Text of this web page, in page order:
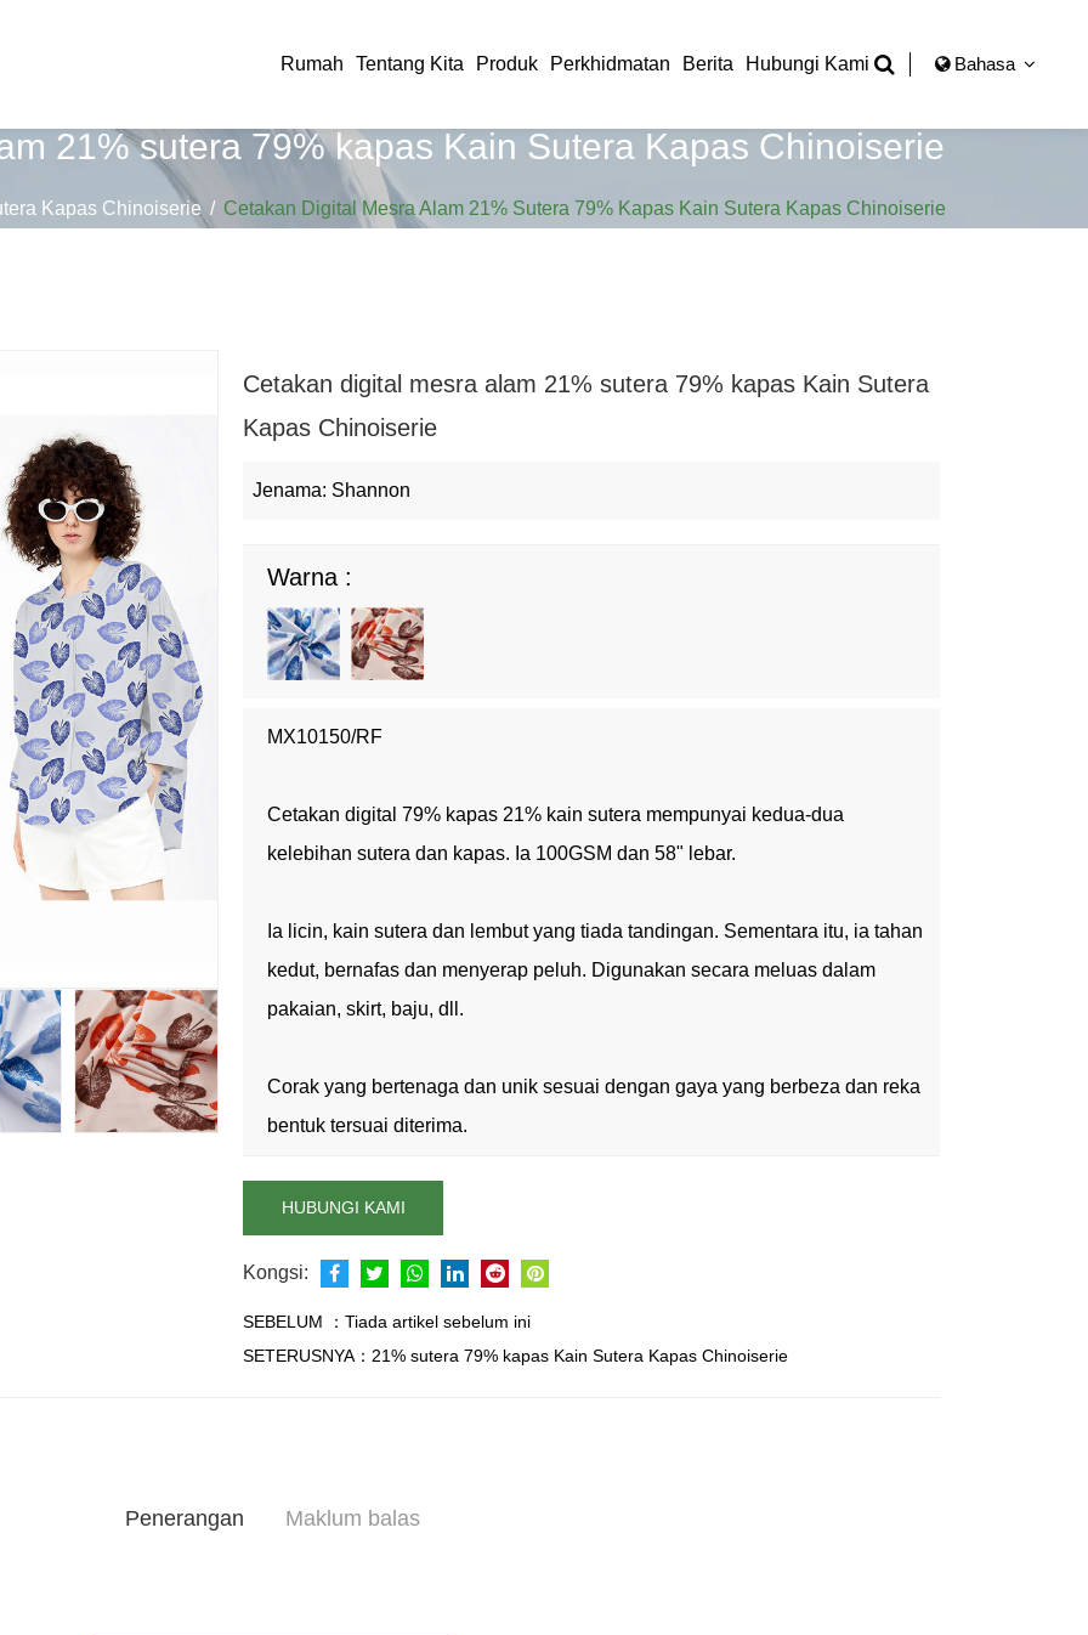
Bahasa
Rumah Tentang Kita Produk Perkhidmatan Berita Hubungi Kami
21% sutera 79% kapas Kain Sutera Kapas Chinoiserie
Kapas Chinoiserie / Cetakan Digital Mesra Alam 21% Sutera 79% Kapas Kain Sutera Kapas Chinoiserie
Cetakan digital mesra alam 21% sutera 79% kapas Kain Sutera
Kapas Chinoiserie
Jenama: Shannon
Warna :
MX10150/RF
Cetakan digital 79% kapas 21% kain sutera mempunyai kedua-dua
kelebihan sutera dan kapas. Ia 100GSM dan 58" lebar.
Ia licin, kain sutera dan lembut yang tiada tandingan. Sementara itu, ia tahan
kedut, bernafas dan menyerap peluh. Digunakan secara meluas dalam
pakaian, skirt, baju, dll.
Corak yang bertenaga dan unik sesuai dengan gaya yang berbeza dan reka
bentuk tersuai diterima.
HUBUNGI KAMI
Kongsi:
SEBELUM ： Tiada artikel sebelum ini
SETERUSNYA： 21% sutera 79% kapas Kain Sutera Kapas Chinoiserie
Penerangan Maklum balas